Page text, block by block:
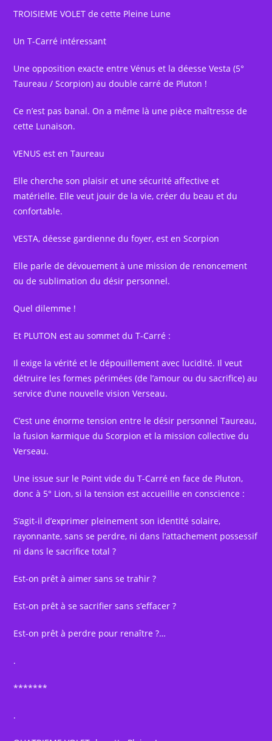
TROISIEME VOLET de cette Pleine Lune
Un T-Carré intéressant
Une opposition exacte entre Vénus et la déesse Vesta (5°
Taureau / Scorpion) au double carré de Pluton !
Ce n’est pas banal. On a même là une pièce maîtresse de
cette Lunaison.
VENUS est en Taureau
Elle cherche son plaisir et une sécurité affective et
matérielle. Elle veut jouir de la vie, créer du beau et du
confortable.
VESTA, déesse gardienne du foyer, est en Scorpion
Elle parle de dévouement à une mission de renoncement
ou de sublimation du désir personnel.
Quel dilemme !
Et PLUTON est au sommet du T-Carré :
Il exige la vérité et le dépouillement avec lucidité. Il veut
détruire les formes périmées (de l’amour ou du sacrifice) au
service d’une nouvelle vision Verseau.
C’est une énorme tension entre le désir personnel Taureau,
la fusion karmique du Scorpion et la mission collective du
Verseau.
Une issue sur le Point vide du T-Carré en face de Pluton,
donc à 5° Lion, si la tension est accueillie en conscience :
S’agit-il d’exprimer pleinement son identité solaire,
rayonnante, sans se perdre, ni dans l’attachement possessif
ni dans le sacrifice total ?
Est-on prêt à aimer sans se trahir ?
Est-on prêt à se sacrifier sans s’effacer ?
Est-on prêt à perdre pour renaître ?…
.
*******
.